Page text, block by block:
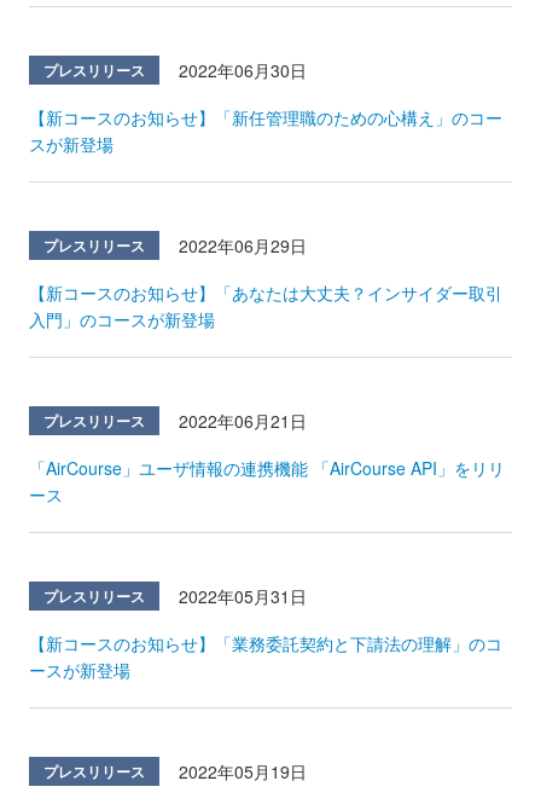
プレスリリース
2022年06月30日
【新コースのお知らせ】「新任管理職のための心構え」のコー
スが新登場
プレスリリース
2022年06月29日
【新コースのお知らせ】「あなたは大丈夫？インサイダー取引
入門」のコースが新登場
プレスリリース
2022年06月21日
「AirCourse」ユーザ情報の連携機能 「AirCourse API」をリリ
ース
プレスリリース
2022年05月31日
【新コースのお知らせ】「業務委託契約と下請法の理解」のコ
ースが新登場
プレスリリース
2022年05月19日